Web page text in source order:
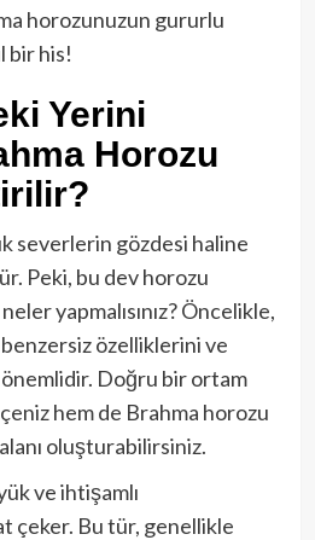
horozunuzun gururlu
bir his!
Yerini
Horozu
severlerin gözdesi haline
Peki, bu dev horozu
yapmalısınız? Öncelikle,
benzersiz özelliklerini ve
önemlidir. Doğru bir ortam
hem de Brahma horozu
oluşturabilirsiniz.
ve ihtişamlı
çeker. Bu tür, genellikle